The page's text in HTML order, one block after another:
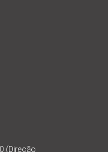
(Direção